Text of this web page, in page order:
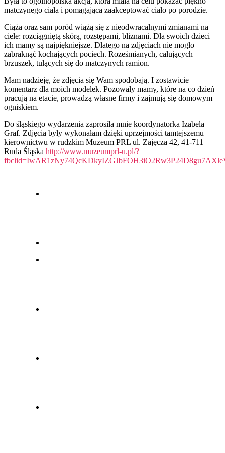
matczynego ciała i pomagająca zaakceptować ciało po porodzie.
Ciąża oraz sam poród wiążą się z nieodwracalnymi zmianami na
ciele: rozciągniętą skórą, rozstępami, bliznami. Dla swoich dzieci
ich mamy są najpiękniejsze. Dlatego na zdjęciach nie mogło
zabraknąć kochających pociech. Roześmianych, całujących
brzuszek, tulących się do matczynych ramion.
Mam nadzieję, że zdjęcia się Wam spodobają. I zostawicie
komentarz dla moich modelek. Pozowały mamy, które na co dzień
pracują na etacie, prowadzą własne firmy i zajmują się domowym
ogniskiem.
Do śląskiego wydarzenia zaprosiła mnie koordynatorka Izabela
Graf. Zdjęcia były wykonałam dzięki uprzejmości tamtejszemu
kierownictwu w rudzkim Muzeum PRL ul. Zajęcza 42, 41-711
Ruda Śląska http://www.muzeumprl-u.pl/?